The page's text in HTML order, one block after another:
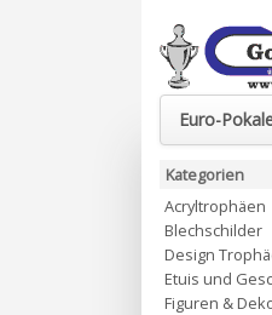
Euro-
Kategorien
Acryltrophäen
Blechschilder
Design
Etuis und
Figuren &